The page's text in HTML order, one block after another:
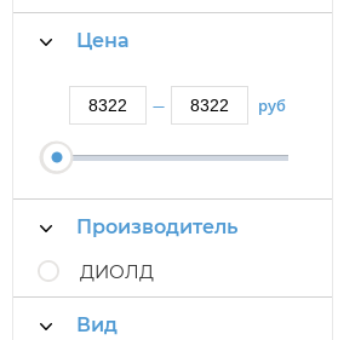
Цена
— руб
Производитель
ДИОЛД
Вид